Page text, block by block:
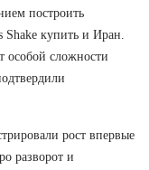
построить
Shake купить и Иран.
особой сложности
рост впервые
разворот и